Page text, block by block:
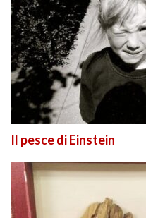
Il pesce di Einstein